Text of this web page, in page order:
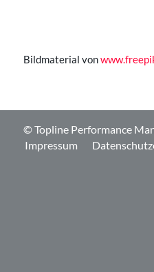
Bildmaterial von
© Topline Performance
Impressum